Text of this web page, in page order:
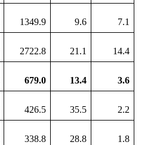
1349.9 9.6 7.1
2722.8 21.1 14.4
679.0 13.4 3.6
426.5 35.5 2.2
338.8 28.8 1.8